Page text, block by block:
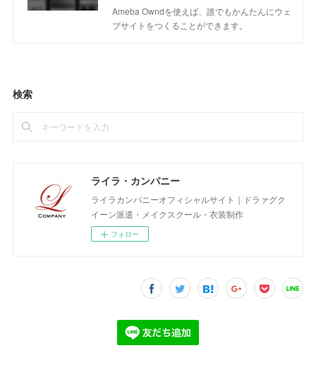
Ameba Owndを使えば、誰でもかんたんにウェ
ブサイトをつくることができます。
検索
ライラ・カンパニー
ライラカンパニーオフィシャルサイト｜ドラァグク
イーン派遣・メイクスクール・衣装制作
フォロー